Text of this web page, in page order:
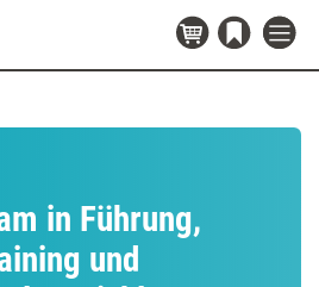
in Führung,
und